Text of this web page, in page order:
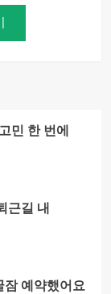
민 한 번에
근길 내
예약했어요